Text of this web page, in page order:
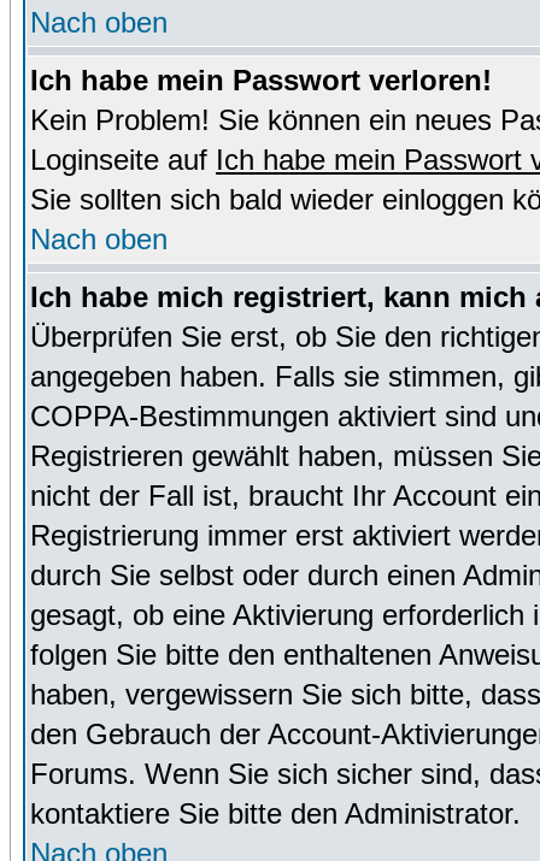
Nach oben
Ich habe mein Passwort verloren!
Kein Problem! Sie können ein neues
Loginseite auf Ich habe mein Passwort
Sie sollten sich bald wieder einloggen
Nach oben
Ich habe mich registriert, kann
Überprüfen Sie erst, ob Sie den
angegeben haben. Falls sie stimmen,
COPPA-Bestimmungen aktiviert sind
Registrieren gewählt haben, müssen
nicht der Fall ist, braucht Ihr Account
Registrierung immer erst aktiviert
durch Sie selbst oder durch einen
gesagt, ob eine Aktivierung
folgen Sie bitte den enthaltenen
haben, vergewissern Sie sich bitte,
den Gebrauch der Account-
Forums. Wenn Sie sich sicher sind,
kontaktiere Sie bitte den Administrator.
Nach oben